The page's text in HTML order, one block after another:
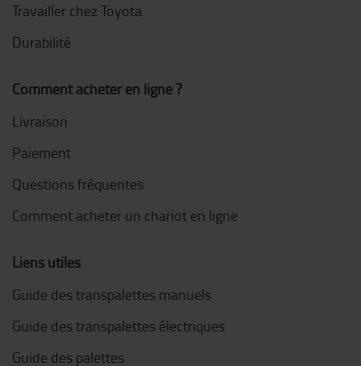
Travailler chez Toyota
Durabilité
Comment acheter en ligne ?
Livraison
Paiement
Questions fréquentes
Comment acheter un chariot en ligne
Liens utiles
Guide des transpalettes manuels
Guide des transpalettes électriques
Guide des palettes